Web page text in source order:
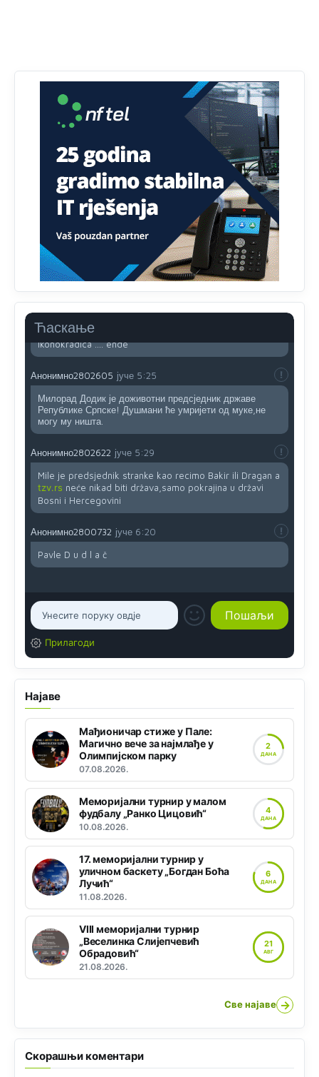
Ћаскање
yбиће га Били као зеца
Sto bogatiji-to skrtiji,sto tisi-to opasniji,sto pricivljiviji-to
gluplji,sto ljepsi-to razmazaniji,sto emotivniji-to
iskreniji,sto jaci- to bezdusniji,sto sladji u govoru-to
veci prevarant...
Анонимно2802132
2:14
Mnogi nesposobni ljudi su daleko dogurali. Ko je
nesposoban može raditi sve. Sposobni rade samo ono
što znaju.
....i onda su na tenkovima NATO pakta, na vlast došli
jedna baba i jedan švercer dezerter ratni profiter i
ikonokradica .... ende
Анонимно2802605 јуче 5:25
Милорад Додик је доживотни предсједник државе
Републике Српске! Душмани ће умријети од муке,не
могу му ништа.
Анонимно2802622 јуче 5:29
Mile je predsjednik stranke kao recimo Bakir ili Dragan a
tzv.rs neće nikad biti država,samo pokrajina u državi
Bosni i Hercegovini
Анонимно2800732 јуче 6:20
Pavle D u d l a č
Прилагоди
Најаве
Мађионичар стиже у Пале:
Магично вече за најмлађе у
Олимпијском парку
07.08.2026.
2
ДАНА
Меморијални турнир у малом
фудбалу „Ранко Цицовић“
10.08.2026.
4
ДАНА
17. меморијални турнир у
уличном баскету „Богдан Боћа
Лучић“
11.08.2026.
6
ДАНА
VIII меморијални турнир
„Веселинка Слијепчевић
Обрадовић“
21.08.2026.
21
АВГ
Све најаве →
Скорашњи коментари